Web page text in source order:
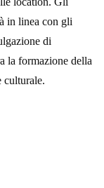
in linea con gli
di
la formazione della
culturale.